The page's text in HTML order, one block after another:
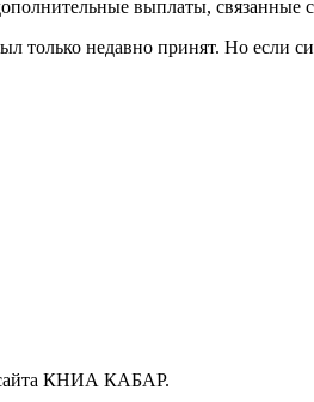
выплаты, связанные
только недавно принят. Но если
КНИА КАБАР.